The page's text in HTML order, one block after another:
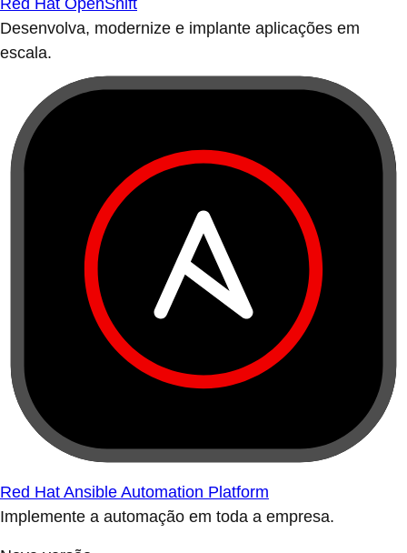
Red Hat OpenShift
Desenvolva, modernize e implante aplicações em
escala.
Red Hat Ansible Automation Platform
Implemente a automação em toda a empresa.